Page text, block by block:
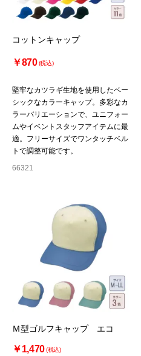
コットンキャップ
￥870 (税込)
堅牢なカツラギ生地を使用したベー
シックなカラーキャップ。多彩なカ
ラーバリエーションで、ユニフォー
ムやイベントスタッフアイテムに最
適。フリーサイズでワンタッチベル
トで調整可能です。
66321
Ｍ型ゴルフキャップ エコ
￥1,470(税込)